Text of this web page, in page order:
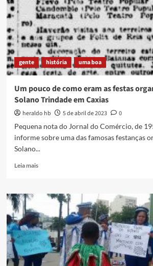
gente história uma boa
Um pouco de como eram as festas
Solano Trindade em Caxias
heraldo hb 5 de abril de 2023
0
Pequena nota do Jornal do Comércio, de
informe sobre uma das famosas festanças
Solano...
Leia maisRead
Um
de
como
eram
as
festas
organizadas